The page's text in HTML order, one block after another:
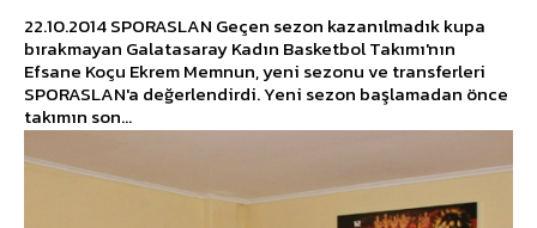
22.10.2014 SPORASLAN Geçen sezon kazanılmadık kupa
bırakmayan Galatasaray Kadın Basketbol Takımı'nın
Efsane Koçu Ekrem Memnun, yeni sezonu ve transferleri
SPORASLAN'a değerlendirdi. Yeni sezon başlamadan önce
takımın son...